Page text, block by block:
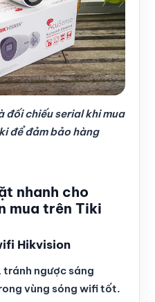
đối chiếu serial khi mua
để đảm bảo hàng
nhanh cho
mua trên Tiki
Hikvision
ngược sáng
vùng sóng wifi tốt.